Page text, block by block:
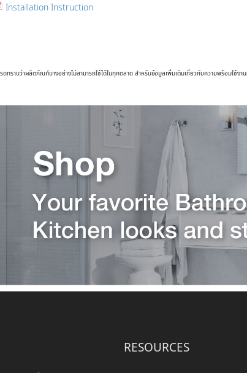
Installation Instruction
ดทราบว่าผลิตภัณฑ์บางอย่างไม่สามารถใช้ได้ในทุกตลาด สำหรับข้อมูลเพิ่มเติมเกี่ยวกับความพร้อมใช้
RESOURCES